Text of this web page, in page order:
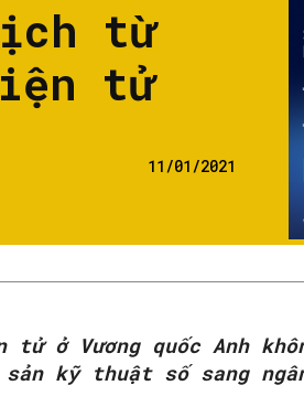
từ
tử
11/01/2021
ở Vương quốc Anh
kỹ thuật số sang ngân